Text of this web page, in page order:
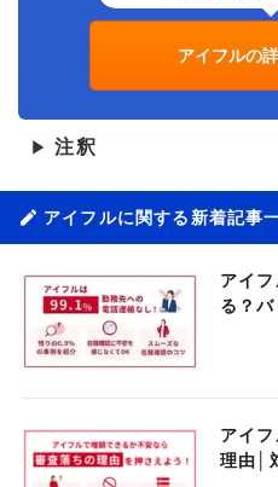
アイフルの
▶ 注釈
アイフルに関する新着記事
アイ
る？
アイ
理由│